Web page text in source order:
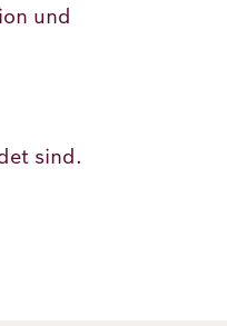
und
sind.